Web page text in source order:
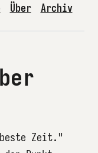
Über Archiv
Zeit."